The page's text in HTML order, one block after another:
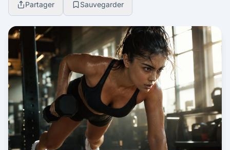
Partager Sauvegarder